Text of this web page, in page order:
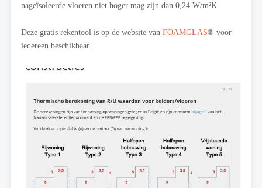
nageïsoleerde vloeren niet hoger mag zijn dan 0,24 W/m²K.
Deze gratis rekentool is op de website van FOAMGLAS® voor
iedereen beschikbaar.